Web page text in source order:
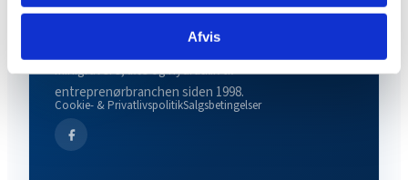
Afvis
minigravere, lifte og hydraulik til
entreprenørbranchen siden 1998.
Cookie- & PrivatlivspolitikSalgsbetingelser